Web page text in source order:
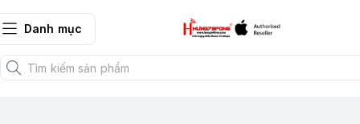
Danh mục